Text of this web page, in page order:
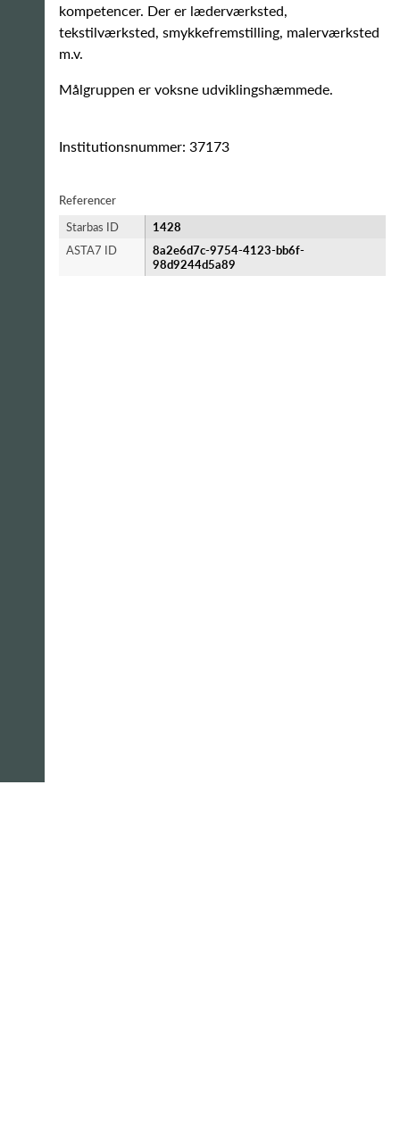
kompetencer. Der er læderværksted,
tekstilværksted, smykkefremstilling, malerværksted
m.v.
Målgruppen er voksne udviklingshæmmede.
Institutionsnummer: 37173
Referencer
Starbas ID
1428
ASTA7 ID
8a2e6d7c-9754-4123-bb6f-
98d9244d5a89